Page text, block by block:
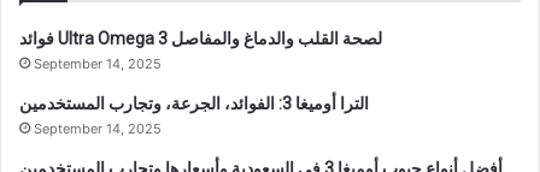
فوائد Ultra Omega 3 لصحة القلب والدماغ والمفاصل
September 14, 2025
الترا أوميغا 3: الفوائد، الجرعة، وتجارب المستخدمين
September 14, 2025